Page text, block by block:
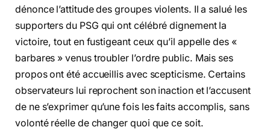
dénonce l’attitude des groupes violents. Il a salué les
supporters du PSG qui ont célébré dignement la
victoire, tout en fustigeant ceux qu’il appelle des «
barbares » venus troubler l’ordre public. Mais ses
propos ont été accueillis avec scepticisme. Certains
observateurs lui reprochent son inaction et l’accusent
de ne s’exprimer qu’une fois les faits accomplis, sans
volonté réelle de changer quoi que ce soit.